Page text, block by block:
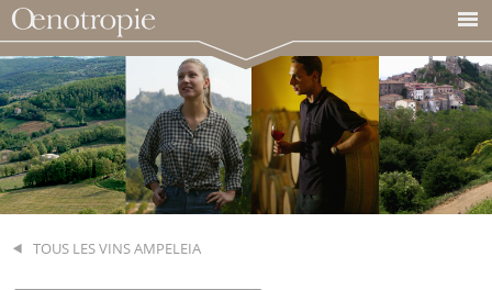
TOUS LES VINS AMPELEIA